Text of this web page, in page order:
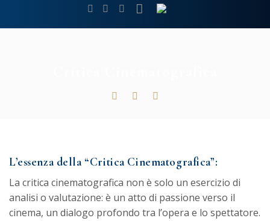
L’essenza della “Critica Cinematografica”:
La critica cinematografica non è solo un esercizio di
analisi o valutazione: è un atto di passione verso il
cinema, un dialogo profondo tra l’opera e lo spettatore.